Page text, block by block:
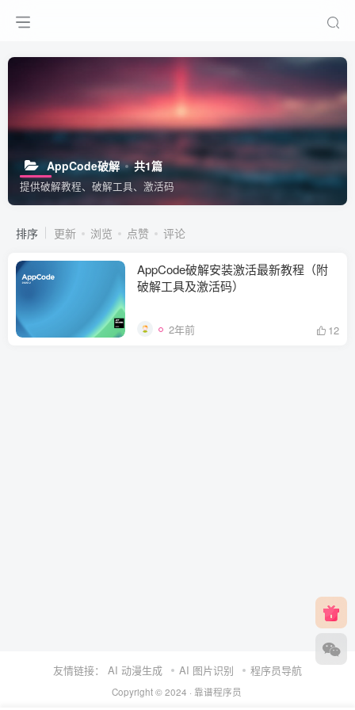
AppCode破解 共1篇
提供破解教程、破解工具、激活码
排序 更新 浏览 点赞 评论
AppCode破解安装激活最新教程（附
破解工具及激活码）
2年前 12
友情链接： AI 动漫生成 AI 图片识别 程序员导航
Copyright © 2024 · 靠谱程序员